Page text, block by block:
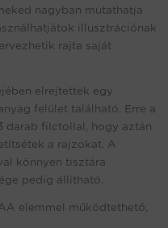
nagyban mutathatja
illusztrációnak
rajta saját
elrejtettek egy
felület található. Erre a
darab filctollal, hogy aztán
a rajzokat. A
könnyen tisztára
pedig állítható.
elemmel működtethető,